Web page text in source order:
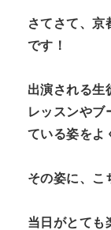
さてさて、京
です！
出演される生
レッスンやブ
ている姿をよ
その姿に、こ
当日がとても